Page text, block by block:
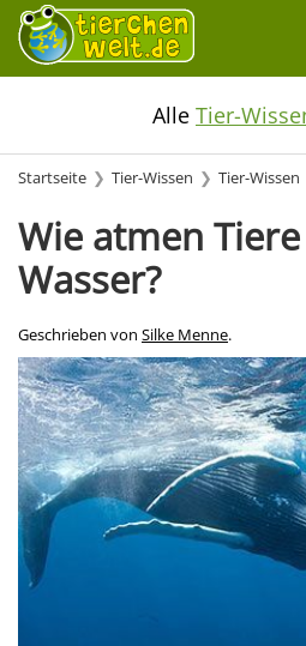
Alle Tier-
Startseite Tier-Wissen Tier-Wissen
Wie atmen
Wasser?
Geschrieben von Silke Menne.